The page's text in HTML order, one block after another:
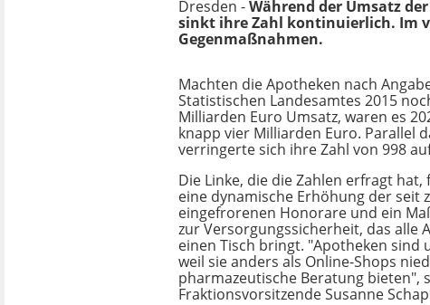
Dresden -Während der Umsatz
sinkt ihre Zahl kontinuierlich. Im
Gegenmaßnahmen.
Machten die Apotheken nach
Statistischen Landesamtes 2015
Milliarden Euro Umsatz, waren es
knapp vier Milliarden Euro. Parallel
verringerte sich ihre Zahl von 998
Die Linke, die die Zahlen erfragt hat,
eine dynamische Erhöhung der seit
eingefrorenen Honorare und ein
zur Versorgungssicherheit, das alle
einen Tisch bringt. "Apotheken sind
weil sie anders als Online-Shops
pharmazeutische Beratung bieten",
Fraktionsvorsitzende Susanne